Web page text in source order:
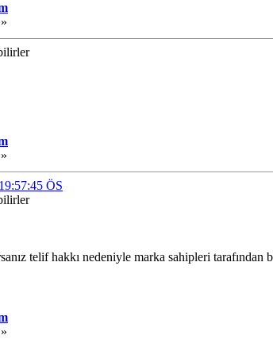
ÖS
telif hakkı nedeniyle marka sahipleri tarafından